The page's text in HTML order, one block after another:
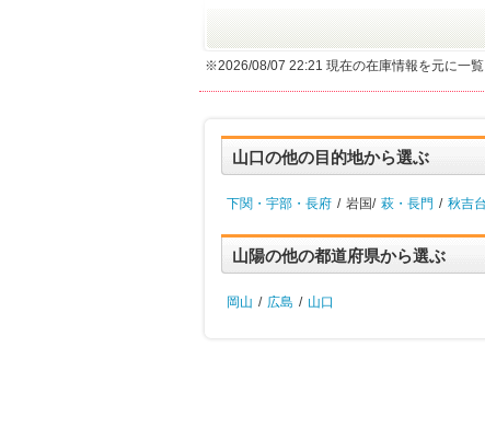
※2026/08/07 22:21 現在の在庫情報を元に一覧
山口の他の目的地から選ぶ
下関・宇部・長府 / 岩国/ 萩・長門 / 秋吉
山陽の他の都道府県から選ぶ
岡山 / 広島 / 山口